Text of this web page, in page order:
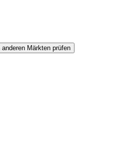
anderen Märkten prüfen